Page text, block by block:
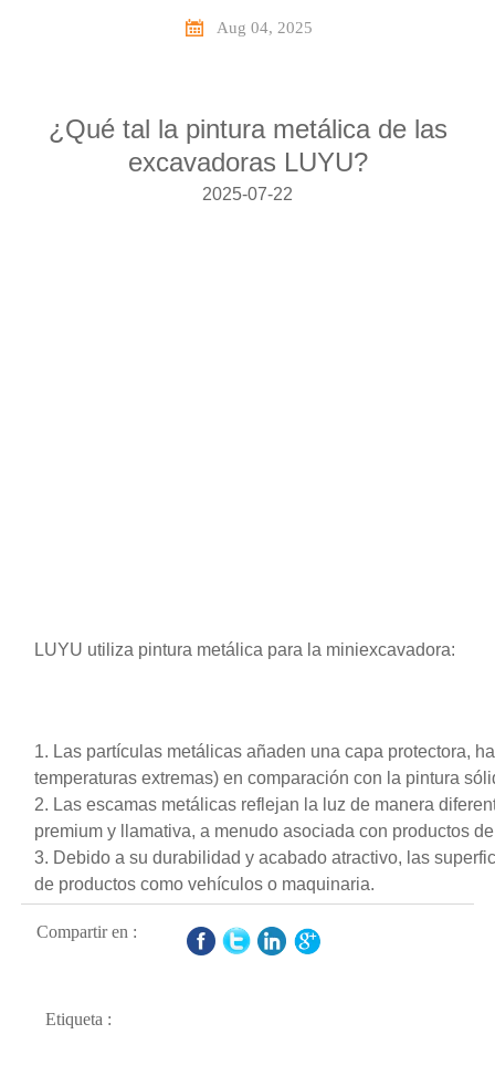
 Aug 04, 2025
¿Qué tal la pintura metálicade las
excavadoras LUYU?
2025-07-22
LUYU utiliza pintura metálica para la miniexcavadora:
1. Las partículas metálicas añaden una capa protectora,
temperaturas extremas) en comparación con la pintura
2. Las escamas metálicas reflejan la luz de manera
premium y llamativa, a menudo asociada con productos
3. Debido a su durabilidad y acabado atractivo, las
de productos como vehículos o maquinaria.
Compartir en :
Etiqueta :